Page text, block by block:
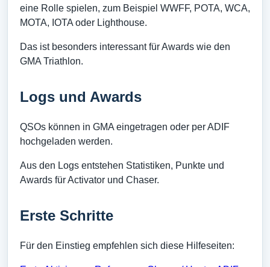
eine Rolle spielen, zum Beispiel WWFF, POTA, WCA,
MOTA, IOTA oder Lighthouse.
Das ist besonders interessant für Awards wie den
GMA Triathlon.
Logs und Awards
QSOs können in GMA eingetragen oder per ADIF
hochgeladen werden.
Aus den Logs entstehen Statistiken, Punkte und
Awards für Activator und Chaser.
Erste Schritte
Für den Einstieg empfehlen sich diese Hilfeseiten: